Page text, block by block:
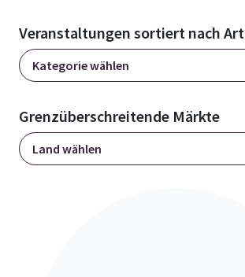
Veranstaltungen sortiert nach Art
Kategorie wählen
Grenzüberschreitende Märkte
Land wählen